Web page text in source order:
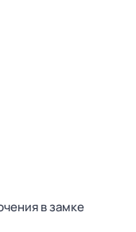
в замке